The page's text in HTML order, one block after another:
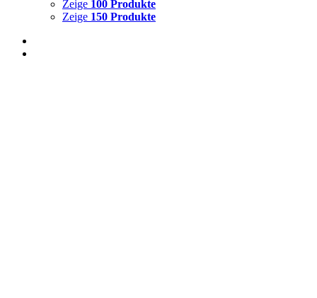
Zeige 100 Produkte
Zeige 150 Produkte